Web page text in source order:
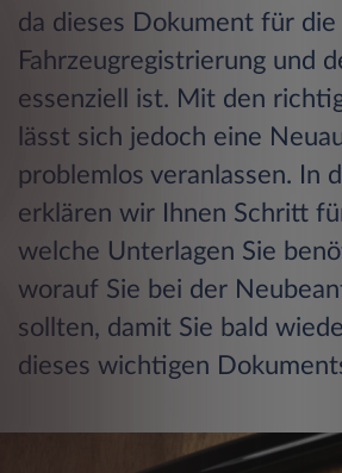
da dieses Dokument für die
Fahrzeugregistrierung und
essenziell ist. Mit den
lässt sich jedoch eine
problemlos veranlassen. In
erklären wir Ihnen Schritt
welche Unterlagen Sie
worauf Sie bei der
sollten, damit Sie bald
dieses wichtigen